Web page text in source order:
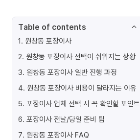
Table of contents
1. 원창동 포장이사
2. 원창동 포장이사 선택이 쉬워지는 상황
3. 원창동 포장이사 일반 진행 과정
4. 원창동 포장이사 비용이 달라지는 이유
5. 포장이사 업체 선택 시 꼭 확인할 포인트
6. 포장이사 전날/당일 준비 팁
7. 원창동 포장이사 FAQ